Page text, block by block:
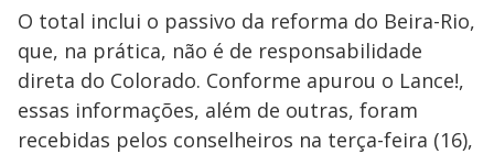
O total inclui o passivo da reforma do Beira-Rio,
que, na prática, não é de responsabilidade
direta do Colorado. Conforme apurou o Lance!,
essas informações, além de outras, foram
recebidas pelos conselheiros na terça-feira (16),